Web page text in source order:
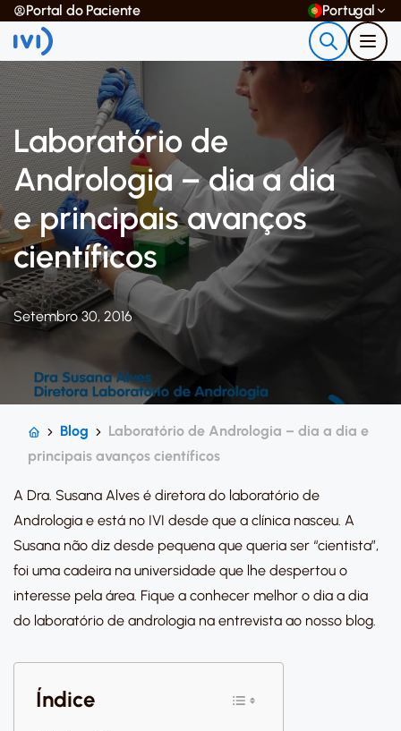
Portal do Paciente Portugal
Laboratório de
Andrologia – dia a dia
e principais avanços
científicos
Setembro 30, 2016
Blog
Laboratório de Andrologia – dia a dia e
principais avanços científicos
A Dra. Susana Alves é diretora do laboratório de
Andrologia e está no IVI desde que a clínica nasceu. A
Susana não diz desde pequena que queria ser “cientista”,
foi uma cadeira na universidade que lhe despertou o
interesse pela área. Fique a conhecer melhor o dia a dia
do laboratório de andrologia na entrevista ao nosso blog.
Índice